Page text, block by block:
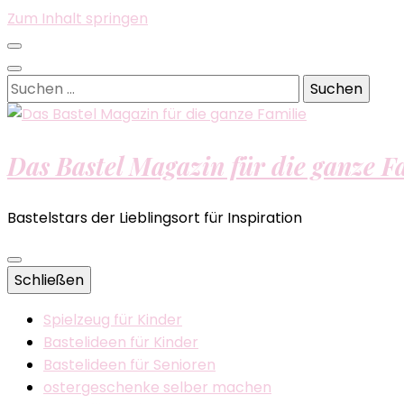
Zum Inhalt springen
Suchen
nach:
Das Bastel Magazin für die ganze
Bastelstars der Lieblingsort für Inspiration
Schließen
Spielzeug für Kinder
Bastelideen für Kinder
Bastelideen für Senioren
ostergeschenke selber machen